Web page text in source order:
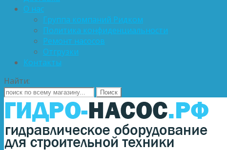
О нас
Группа компаний Ридком
Политика конфиденциальности
Ремонт насосов
Отгрузки
Контакты
Найти: